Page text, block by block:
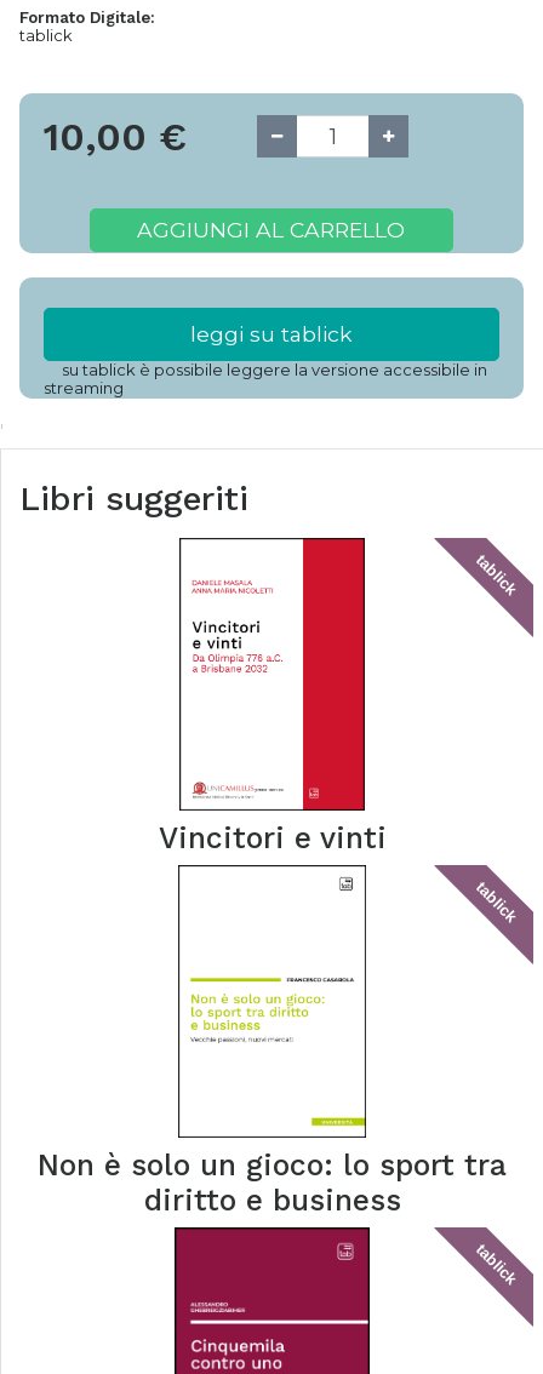
Formato Digitale:
tablick
10,00 €
AGGIUNGI AL CARRELLO
leggi su tablick
su tablick è possibile leggere la versione accessibile in
streaming
Libri suggeriti
tablick
Vincitori e vinti
tablick
Non è solo un gioco: lo sport tra
diritto e business
tablick